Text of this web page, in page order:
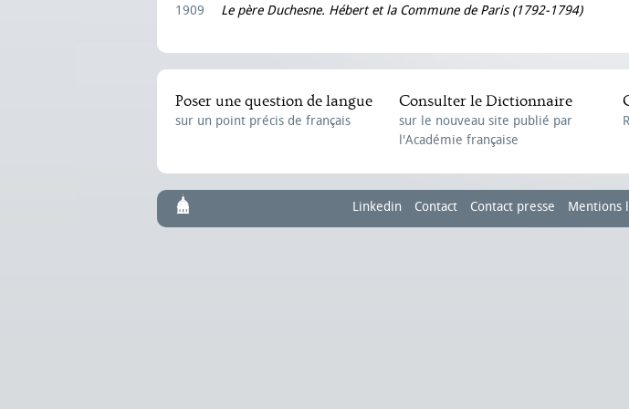
1909 Le père Duchesne. Hébert et la Commune de Paris (1792-1794)
Poser une question de langue
sur un point précis de français
Consulter le Dictionnaire
sur le nouveau site publié par
l'Académie française
Linkedin Contact Contact presse Mentions